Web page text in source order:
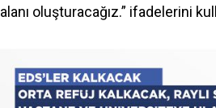
alanı oluşturacağız.” ifadelerini